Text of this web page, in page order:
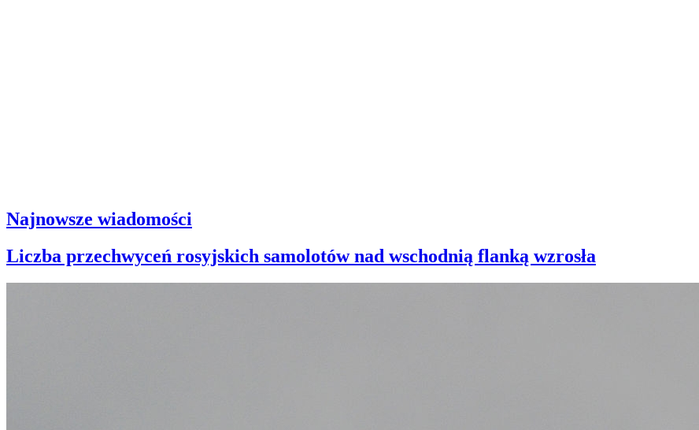
Najnowsze wiadomości
Liczba przechwyceń rosyjskich samolotów nad wschodnią flanką wzrosła